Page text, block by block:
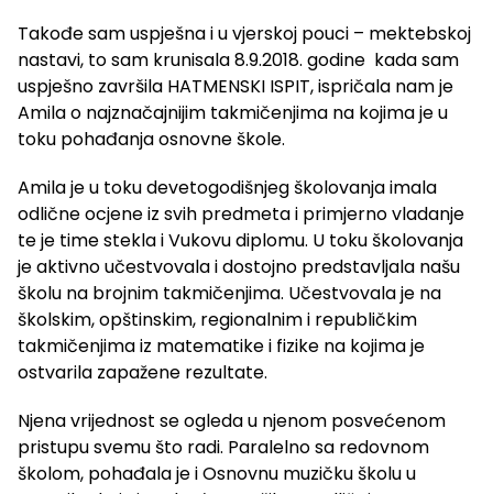
Takođe sam uspješna i u vjerskoj pouci – mektebskoj
nastavi, to sam krunisala 8.9.2018. godine kada sam
uspješno završila HATMENSKI ISPIT, ispričala nam je
Amila o najznačajnijim takmičenjima na kojima je u
toku pohađanja osnovne škole.
Amila je u toku devetogodišnjeg školovanja imala
odlične ocjene iz svih predmeta i primjerno vladanje
te je time stekla i Vukovu diplomu. U toku školovanja
je aktivno učestvovala i dostojno predstavljala našu
školu na brojnim takmičenjima. Učestvovala je na
školskim, opštinskim, regionalnim i republičkim
takmičenjima iz matematike i fizike na kojima je
ostvarila zapažene rezultate.
Njena vrijednost se ogleda u njenom posvećenom
pristupu svemu što radi. Paralelno sa redovnom
školom, pohađala je i Osnovnu muzičku školu u